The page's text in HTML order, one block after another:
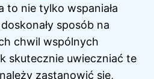
to nie tylko wspaniała
sposób na
chwil wspólnych
skutecznie uwieczniać te
zastanowić się,